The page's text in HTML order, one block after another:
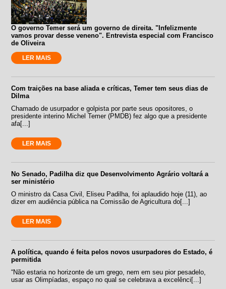
O governo Temer será um governo de direita. "Infelizmente
vamos provar desse veneno". Entrevista especial com Francisco
de Oliveira
LER MAIS
Com traições na base aliada e críticas, Temer tem seus dias de
Dilma
Chamado de usurpador e golpista por parte seus opositores, o
presidente interino Michel Temer (PMDB) fez algo que a presidente
afa[...]
LER MAIS
No Senado, Padilha diz que Desenvolvimento Agrário voltará a
ser ministério
O ministro da Casa Civil, Eliseu Padilha, foi aplaudido hoje (11), ao
dizer em audiência pública na Comissão de Agricultura do[...]
LER MAIS
A política, quando é feita pelos novos usurpadores do Estado, é
permitida
“Não estaria no horizonte de um grego, nem em seu pior pesadelo,
usar as Olimpíadas, espaço no qual se celebrava a excelênci[...]